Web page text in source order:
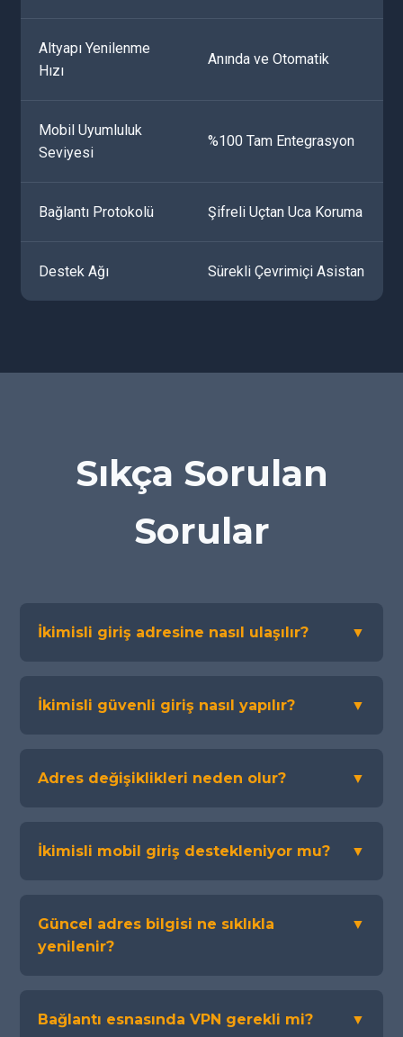
Altyapı Yenilenme
Hızı
Anında ve Otomatik
Mobil Uyumluluk
Seviyesi
%100 Tam Entegrasyon
Bağlantı Protokolü Şifreli Uçtan Uca Koruma
Destek Ağı Sürekli Çevrimiçi Asistan
Sıkça Sorulan
Sorular
İkimisli giriş adresine nasıl ulaşılır? ▼
İkimisli güvenli giriş nasıl yapılır? ▼
Adres değişiklikleri neden olur? ▼
İkimisli mobil giriş destekleniyor mu? ▼
Güncel adres bilgisi ne sıklıkla
yenilenir?
▼
Bağlantı esnasında VPN gerekli mi? ▼